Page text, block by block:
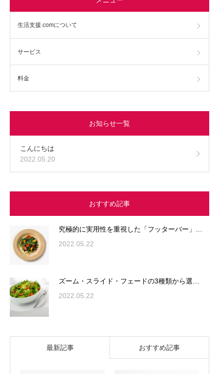
生活支援.comについて
サービス
料金
お知らせ一覧
こんにちは
2022.05.20
おすすめ記事
究極的に実用性を重視した「フッターバー」…
2022.05.22
ズーム・スライド・フェードの3種類から選…
2022.05.22
最新記事 おすすめ記事